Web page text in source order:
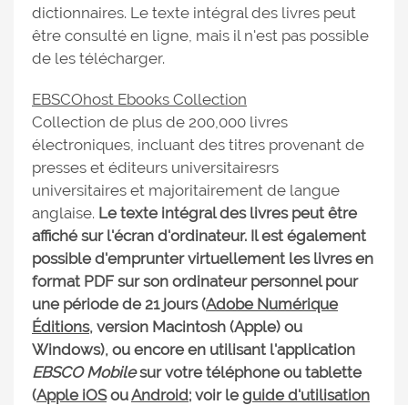
dictionnaires. Le texte intégral des livres peut
être consulté en ligne, mais il n'est pas possible
de les télécharger.
EBSCOhost Ebooks Collection
Collection de plus de 200,000 livres
électroniques, incluant des titres provenant de
presses et éditeurs universitairesrs
universitaires et majoritairement de langue
anglaise. Le texte intégral des livres peut être
affiché sur l'écran d'ordinateur. Il est également
possible d'emprunter virtuellement les livres en
format PDF sur son ordinateur personnel pour
une période de 21 jours (Adobe Numérique
Éditions, version Macintosh (Apple) ou
Windows), ou encore en utilisant l'application
EBSCO Mobilesur votre téléphone ou tablette
(Apple iOSouAndroid; voir leguide d'utilisation